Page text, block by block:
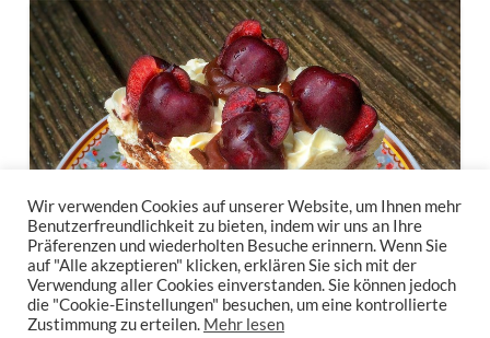
Wir verwenden Cookies auf unserer Website, um Ihnen mehr
Benutzerfreundlichkeit zu bieten, indem wir uns an Ihre
Präferenzen und wiederholten Besuche erinnern. Wenn Sie
auf "Alle akzeptieren" klicken, erklären Sie sich mit der
Verwendung aller Cookies einverstanden. Sie können jedoch
die "Cookie-Einstellungen" besuchen, um eine kontrollierte
Zustimmung zu erteilen. Mehr lesen